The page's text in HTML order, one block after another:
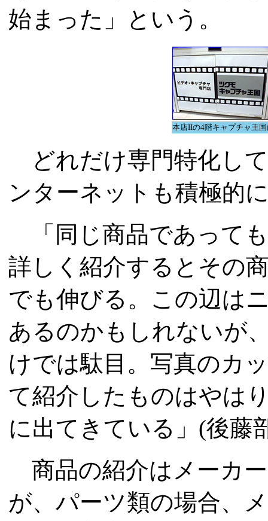
始まった」という。
本店IIの4階キャプチャ王
どれだけ専門特化し
ンターネットも積極的
「同じ商品であって
詳しく紹介するとその
でも伸びる。この辺は
あるのかもしれないが
けでは駄目。写真のカ
て紹介したものはやは
に出てきている」(後藤
商品の紹介はメーカ
が、パーツ類の場合、